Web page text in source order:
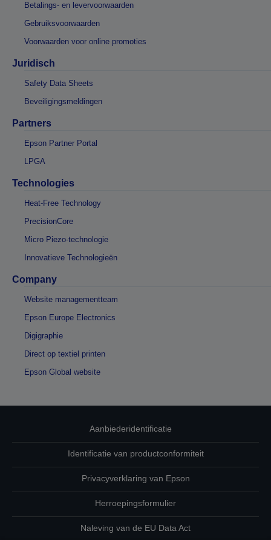
Betalings- en levervoorwaarden
Gebruiksvoorwaarden
Voorwaarden voor online promoties
Juridisch
Safety Data Sheets
Beveiligingsmeldingen
Partners
Epson Partner Portal
LPGA
Technologies
Heat-Free Technology
PrecisionCore
Micro Piezo-technologie
Innovatieve Technologieën
Company
Website managementteam
Epson Europe Electronics
Digigraphie
Direct op textiel printen
Epson Global website
Aanbiederidentificatie
Identificatie van productconformiteit
Privacyverklaring van Epson
Herroepingsformulier
Naleving van de EU Data Act